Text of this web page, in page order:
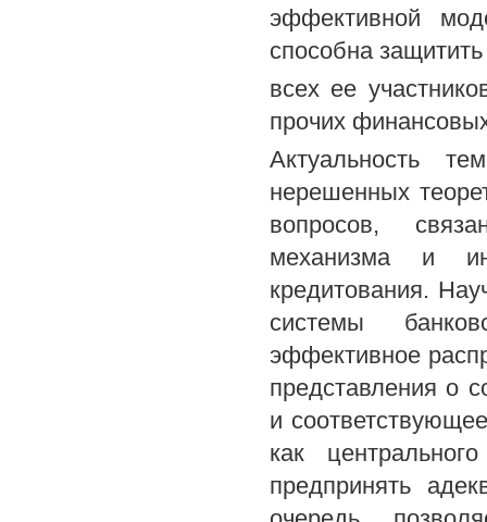
эффективной
способна
всех ее
прочих
Актуальность
нерешенных
вопросов,
механизма и
кредитования.
системы
эффективное
представления о
и
как
предпринять